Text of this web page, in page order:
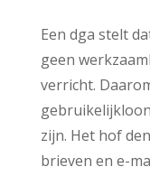
Een dga stelt
geen
verricht.
zijn. Het hof
brieven en e-